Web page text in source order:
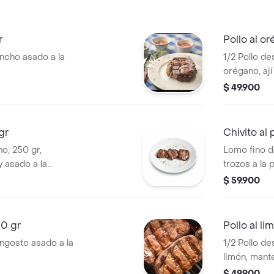
asado a la
Pollo al
1/2 Pollo
orégano,
$ 49.900
250 gr,
asado a la
Chivito al
Lomo fino
trozos a la
huevo a la
$ 59.900
gr
asado a la
Pollo al
1/2 Pollo
limón,